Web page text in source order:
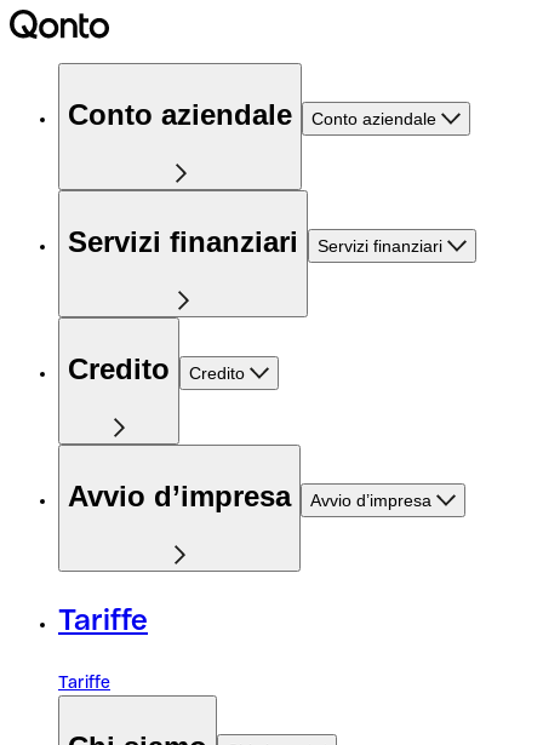
Conto aziendale Conto aziendale
Servizi finanziari Servizi finanziari
Credito Credito
Avvio d’impresa Avvio d’impresa
Tariffe
Tariffe